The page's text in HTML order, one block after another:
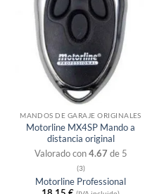
MANDOS DE GARAJE ORIGINALES
Motorline MX4SP Mando a
distancia original
Valorado con4.67 de 5
(3)
Motorline Professional